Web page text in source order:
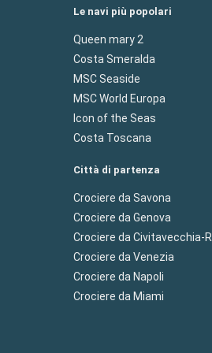
Le navi più popolari
Queen mary 2
Costa Smeralda
MSC Seaside
MSC World Europa
Icon of the Seas
Costa Toscana
Città di partenza
Crociere da Savona
Crociere da Genova
Crociere da Civitavecchia-
Crociere da Venezia
Crociere da Napoli
Crociere da Miami